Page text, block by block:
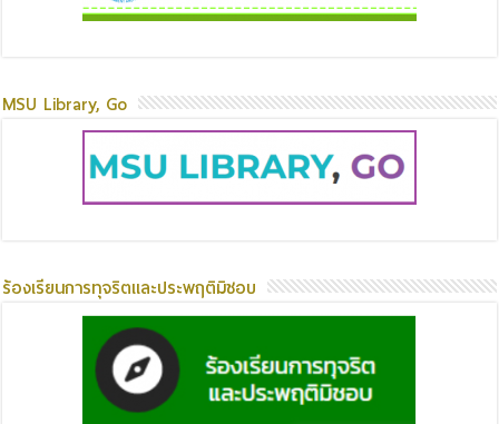
MSU Library, Go
ร้องเรียนการทุจริตและประพฤติมิชอบ